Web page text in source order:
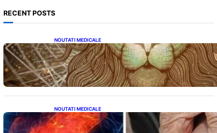
RECENT POSTS
NOUTATI MEDICALE
Energia Portalului 8:8:8: O Fereastră
Cosmică pentru Transformări în Viața Ta
NOUTATI MEDICALE
Ficatul Gras: Semnalul Ușor Ignorat de la
Picioare și Importanța Diagnosticării Timpurii